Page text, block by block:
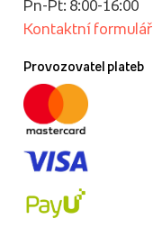
Pn-Pt: 8:00-16:00
Kontaktní formulář
Provozovatel plateb